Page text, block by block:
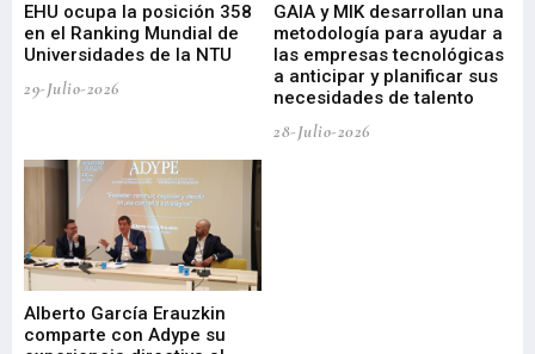
EHU ocupa la posición 358
en el Ranking Mundial de
Universidades de la NTU
29-Julio-2026
GAIA y MIK desarrollan una
metodología para ayudar a
las empresas tecnológicas
a anticipar y planificar sus
necesidades de talento
28-Julio-2026
Alberto García Erauzkin
comparte con Adype su